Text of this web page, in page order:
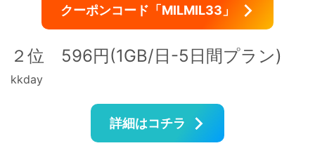
クーポンコード「MILMIL33」
２位 596円(1GB/日-5日間プラン)
kkday
詳細はコチラ